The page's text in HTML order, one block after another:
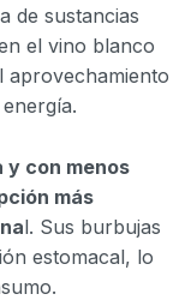
de sustancias
el vino blanco
aprovechamiento
y con menos
más
l. Sus burbujas
estomacal, lo